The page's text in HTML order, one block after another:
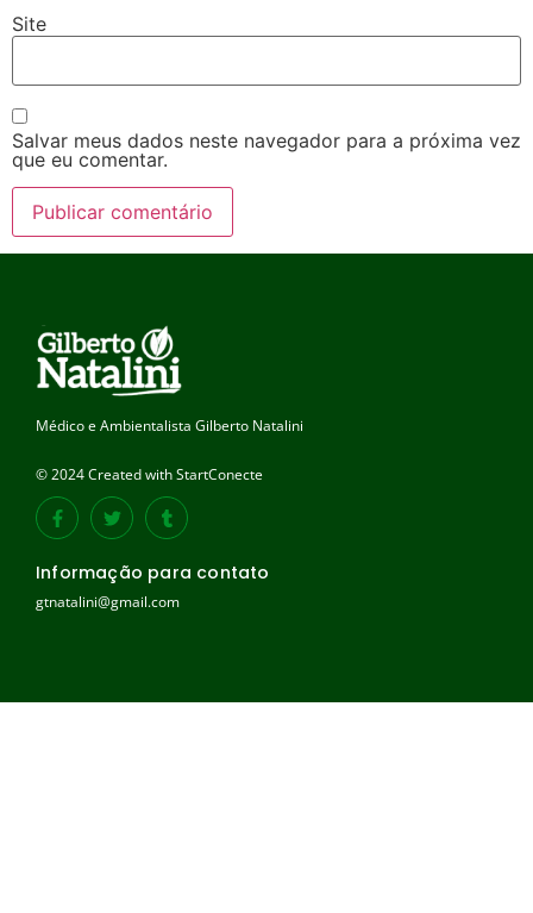
Site
Salvar meus dados neste navegador para a próxima vez
que eu comentar.
Médico e Ambientalista Gilberto Natalini
© 2024 Created with StartConecte
Informação para contato
gtnatalini@gmail.com